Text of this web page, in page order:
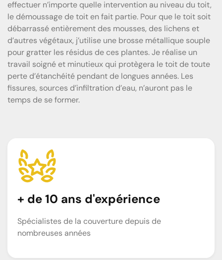
effectuer n’importe quelle intervention au niveau du toit,
le démoussage de toit en fait partie. Pour que le toit soit
débarrassé entièrement des mousses, des lichens et
d’autres végétaux, j’utilise une brosse métallique souple
pour gratter les résidus de ces plantes. Je réalise un
travail soigné et minutieux qui protègera le toit de toute
perte d’étanchéité pendant de longues années. Les
fissures, sources d’infiltration d’eau, n’auront pas le
temps de se former.
+ de 10 ans d'expérience
Spécialistes de la couverture depuis de
nombreuses années